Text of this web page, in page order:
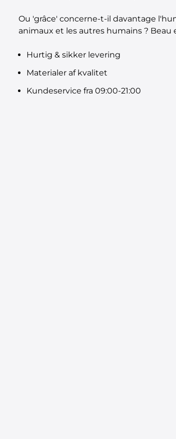
Ou 'grâce' concerne-t-il davantage
animaux et les autres humains ? Beau
Hurtig & sikker levering
Materialer af kvalitet
Kundeservice fra 09:00-21:00